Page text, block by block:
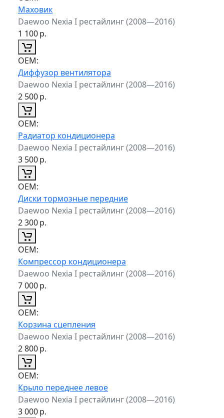
Маховик
Daewoo Nexia I рестайлинг (2008—2016)
1 100р.
ОЕМ:
Диффузор вентилятора
Daewoo Nexia I рестайлинг (2008—2016)
2 500р.
ОЕМ:
Радиатор кондиционера
Daewoo Nexia I рестайлинг (2008—2016)
3 500р.
ОЕМ:
Диски тормозные передние
Daewoo Nexia I рестайлинг (2008—2016)
2 300р.
ОЕМ:
Компрессор кондиционера
Daewoo Nexia I рестайлинг (2008—2016)
7 000р.
ОЕМ:
Корзина сцепления
Daewoo Nexia I рестайлинг (2008—2016)
2 800р.
ОЕМ:
Крыло переднее левое
Daewoo Nexia I рестайлинг (2008—2016)
3 000р.